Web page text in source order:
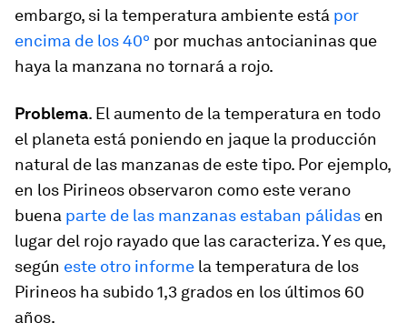
embargo, si la temperatura ambiente está por
encima de los 40º por muchas antocianinas que
haya la manzana no tornará a rojo.
Problema. El aumento de la temperatura en todo
el planeta está poniendo en jaque la producción
natural de las manzanas de este tipo. Por ejemplo,
en los Pirineos observaron como este verano
buena parte de las manzanas estaban pálidas en
lugar del rojo rayado que las caracteriza. Y es que,
según este otro informe la temperatura de los
Pirineos ha subido 1,3 grados en los últimos 60
años.